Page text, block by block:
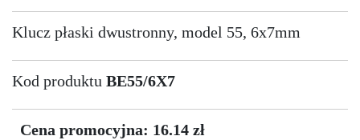
Klucz płaski dwustronny, model 55, 6x7mm
Kod produktu BE55/6X7
Cena promocyjna: 16.14 zł